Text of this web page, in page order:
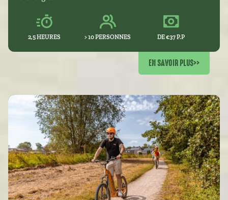
2,5 HEURES > 10 PERSONNES DE €37 P.P
EN SAVOIR PLUS>>